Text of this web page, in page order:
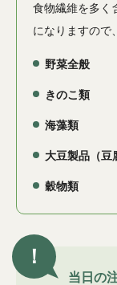
食物繊維を多く
になりますので
野菜全般
きのこ類
海藻類
大豆製品（豆
穀物類
！
当日の